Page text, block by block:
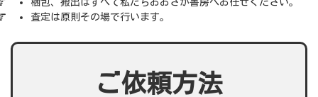
梱包、搬出はすべて私たちおおさか書房へお任せください。
査定は原則その場で行います。
ご依頼方法